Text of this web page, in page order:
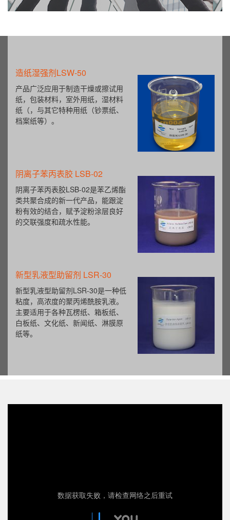
造纸湿强剂LSW-50
产品广泛应用于制造干燥或擦试用
纸，包装材料，室外用纸，湿材料
纸（，与其它特种用纸（钞票纸、
档案纸等）。
阴离子苯丙表胶 LSB-02
阴离子苯丙表胶LSB-02是苯乙烯酯
类共聚合成的新一代产品，能跟淀
粉有效的结合，赋予淀粉涂层良好
的交联强度和疏水性能。
新型乳液型助留剂 LSR-30
新型乳液型助留剂LSR-30是一种低
粘度，高浓度的聚丙烯酰胺乳液。
主要适用于各种瓦楞纸、箱板纸、
白板纸、文化纸、新闻纸、淋膜原
纸等。